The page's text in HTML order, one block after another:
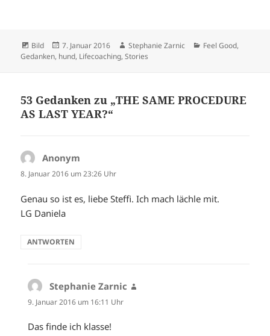
Format
Bild
Veröffentlicht
am
7. Januar 2016 Autor
Stephanie Zarnic Kategorien
Feel Good,
Gedanken, hund, Lifecoaching,Stories
53 Gedanken zu „THE SAME PROCEDURE
AS LAST YEAR?“
Anonym
8. Januar 2016 um 23:26 Uhr
Genau so ist es, liebe Steffi. Ich mach lächle mit.
LG Daniela
ANTWORTEN
Stephanie Zarnic
9. Januar 2016 um 16:11 Uhr
Das finde ich klasse!